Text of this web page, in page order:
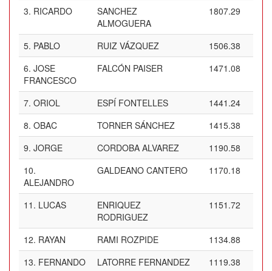
3. RICARDO
SANCHEZ
ALMOGUERA
1807.29
5. PABLO RUIZ VÁZQUEZ
1506.38
6. JOSE
FRANCESCO
FALCÓN PAISER 1471.08
7. ORIOL ESPÍ FONTELLES
1441.24
8. OBAC TORNER SÁNCHEZ
1415.38
9. JORGE CORDOBA ALVAREZ
1190.58
10.
ALEJANDRO
GALDEANO CANTERO 1170.18
11. LUCAS
ENRIQUEZ
RODRIGUEZ
1151.72
12. RAYAN RAMI ROZPIDE
1134.88
13. FERNANDO LATORRE FERNANDEZ
1119.38